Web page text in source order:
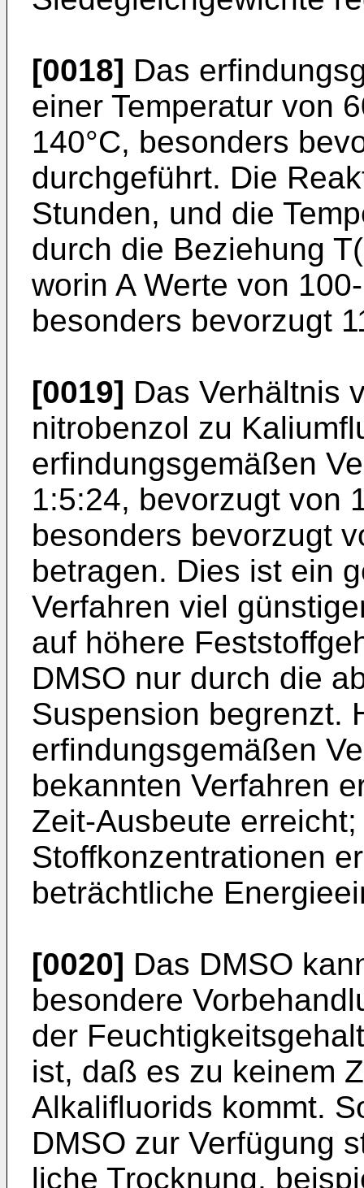
[0018] Das
einer Temperatur von
140°C, besonders
durchgeführt. Die
Stunden, und die
durch die Beziehung
worin A Werte von
besonders bevorzugt
[0019] Das Verhältnis
nitrobenzol zu
erfindungsgemäßen
1:5:24, bevorzugt von
besonders bevorzugt
betragen. Dies ist ein
Verfahren viel
auf höhere
DMSO nur durch die
Suspension begrenzt.
erfindungsgemäßen
bekannten Verfahren
Zeit-Ausbeute
Stoffkonzentrationen
beträchtliche
[0020] Das DMSO
besondere
der
ist, daß es zu keinem
Alkalifluorids kommt.
DMSO zur Verfügung
liche Trocknung,